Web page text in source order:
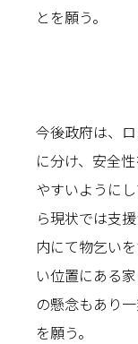
とを願う。
今後政府は、
に分け、安全
やすいように
ら現状では支
内にて物乞い
い位置にある
の懸念もあり
を願う。